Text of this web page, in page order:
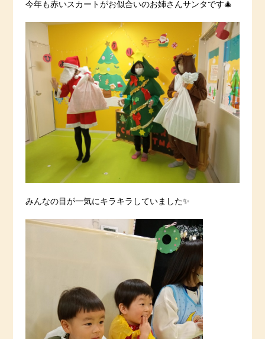
今年も赤いスカートがお似合いのお姉さんサンタです🎄
みんなの目が一気にキラキラしていました✨